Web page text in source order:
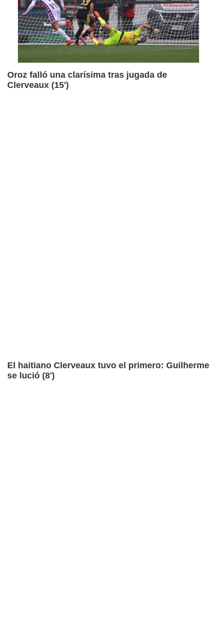
Oroz falló una clarísima tras jugada de
Clerveaux (15')
El haitiano Clerveaux tuvo el primero: Guilherme
se lució (8')